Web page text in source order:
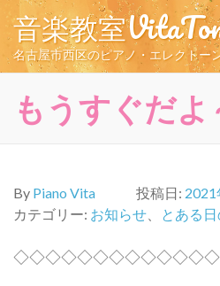
ン
テ
ン
プ
(Enter
押
音楽教室
名古屋市西区のピアノ・エレクトー
もうすぐだ
By Piano Vita 投稿日: 2021
カテゴリー: お知らせ とある